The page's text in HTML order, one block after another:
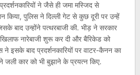
ने जैसे ही जमा मस्जिद से
किया, पुलिस ने दिल्ली गेट से कुछ दूरी पर उन्हें
बाद उन्होंने पत्थरबाजी की. भीड़ ने सरकार
खिलाफ नारेबाजी शुरू कर दी और बैरिकेड को
ने इसके बाद प्रदर्शनकारियों पर वाटर-कैनन का
जली कार को भी बुझाने के प्रयत्न किए.